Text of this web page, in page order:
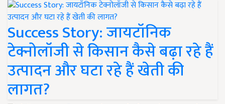
Success Story: जायटॉनिक
टेक्नोलॉजी से किसान कैसे बढ़ा रहे हैं
उत्पादन और घटा रहे हैं खेती की
लागत?